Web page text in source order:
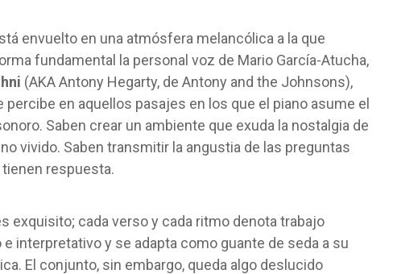
envuelto en una atmósfera melancólica a la que
fundamental la personal voz de Mario García-Atucha,
(AKA Antony Hegarty, de Antony and the Johnsons),
percibe en aquellos pasajes en los que el piano asume el
Saben crear un ambiente que exuda la nostalgia de
no vivido. Saben transmitir la angustia de las preguntas
respuesta.
exquisito; cada verso y cada ritmo denota trabajo
interpretativo y se adapta como guante de seda a su
El conjunto, sin embargo, queda algo deslucido